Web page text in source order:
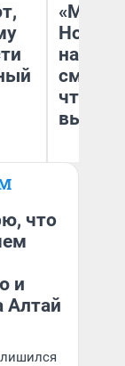
«Мы
чтобы
что
и
Алтай